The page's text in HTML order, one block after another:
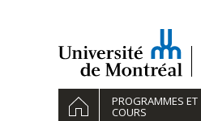
Navigation
principale
ACCUEILPROGRAMMES ET
COURS